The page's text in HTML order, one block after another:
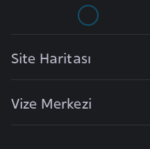
Site Haritası
Vize Merkezi
a
a